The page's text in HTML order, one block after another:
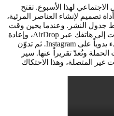
لهذا الأسبوع. تفتح
تصميم لإنشاء العناصر المرئية،
جدول النشر. وعندما يحين وقت
النشر أخيراً، تقوم بإرسال الملفات إلى هاتفك عبر AirDrop، وإعادة
كتابة التعليقات، وتحميل كل شيء يدوياً على Instagram. ثم تدوّن
وتُعدّ تقريراً عنها. سير
المتصلة، وهذا الاحتكاك